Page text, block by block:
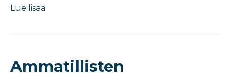
Lue lisää
Ammatillisten